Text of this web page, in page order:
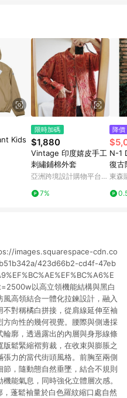
Kids
限時加碼
$1,880
Vintage 印度嬉皮手工
刺繡鋪棉外套
亞洲跨境設計購物平台
7%
降價
N-1
復古
服短
東森
images.squarespace-cdn.co
423d66b2-cd4f-47eb
以高立領機能結構與黑白
高領結合一體化拉鍊設計，融入
對稱橘白拼接，從肩線延伸至袖
向性的幾何視覺。腰際與側邊採
廓，透過露出的內層與身形線條
鬆緊縮褶剪裁，在收束與膨脹之
力的當代街頭風格。前胸至兩側
，隨動態自然垂墜，結合不規則
能氣息，同時強化立體層次感。
蓬鬆袖量於白色羅紋縮口處自然